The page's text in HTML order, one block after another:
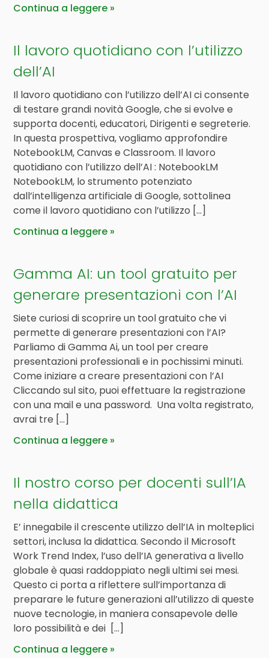
Continua a leggere
Il lavoro quotidiano con l’utilizzo
dell’AI
Il lavoro quotidiano con l’utilizzo dell’AI ci consente
di testare grandi novità Google, che si evolve e
supporta docenti, educatori, Dirigenti e segreterie.
In questa prospettiva, vogliamo approfondire
NotebookLM, Canvas e Classroom. Il lavoro
quotidiano con l’utilizzo dell’AI : NotebookLM
NotebookLM, lo strumento potenziato
dall’intelligenza artificiale di Google, sottolinea
come il lavoro quotidiano con l’utilizzo […]
Continua a leggere
Gamma AI: un tool gratuito per
generare presentazioni con l’AI
Siete curiosi di scoprire un tool gratuito che vi
permette di generare presentazioni con l’AI?
Parliamo di Gamma Ai, un tool per creare
presentazioni professionali e in pochissimi minuti.
Come iniziare a creare presentazioni con l’AI
Cliccando sul sito, puoi effettuare la registrazione
con una mail e una password. Una volta registrato,
avrai tre […]
Continua a leggere
Il nostro corso per docenti sull’IA
nella didattica
E’ innegabile il crescente utilizzo dell’IA in molteplici
settori, inclusa la didattica. Secondo il Microsoft
Work Trend Index, l’uso dell’IA generativa a livello
globale è quasi raddoppiato negli ultimi sei mesi.
Questo ci porta a riflettere sull’importanza di
preparare le future generazioni all’utilizzo di queste
nuove tecnologie, in maniera consapevole delle
loro possibilità e dei […]
Continua a leggere